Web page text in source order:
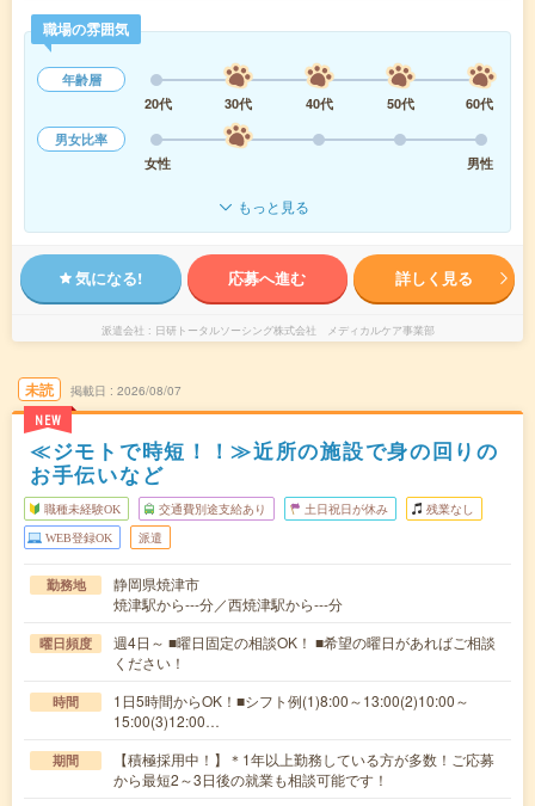
職場の雰囲気
年齢層
20代
30代 40代 50代
60代
男女比率
女性
男性
もっと見る
気になる! 応募へ進む 詳しく見る
派遣会社 日研トータルソーシング株式会社 メディカルケア事業部
未読
NEW
掲載日 2026/08/07
≪ジモトで時短！！≫近所の施設で身の回りの
お手伝いなど
職種未経験OK 交通費別途支給あり 土日祝日が休み 残業なし
WEB登録OK 派遣
勤務地
静岡県焼津市
焼津駅から---分／西焼津駅から---分
曜日頻度
週4日～ ■曜日固定の相談OK！ ■希望の曜日があればご相談
ください！
時間
1日5時間からOK！■シフト例(1)8:00～13:00(2)10:00～
15:00(3)12:00…
期間
【積極採用中！】＊1年以上勤務している方が多数！ご応募
から最短2～3日後の就業も相談可能です！